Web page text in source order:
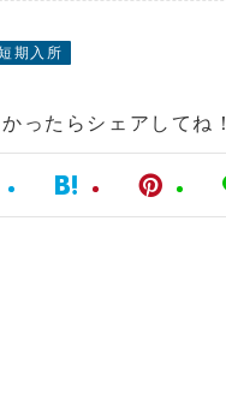
期入所
ったらシェアしてね！